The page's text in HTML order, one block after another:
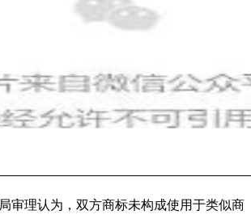
理认为，双方商标未构成使用于类似商